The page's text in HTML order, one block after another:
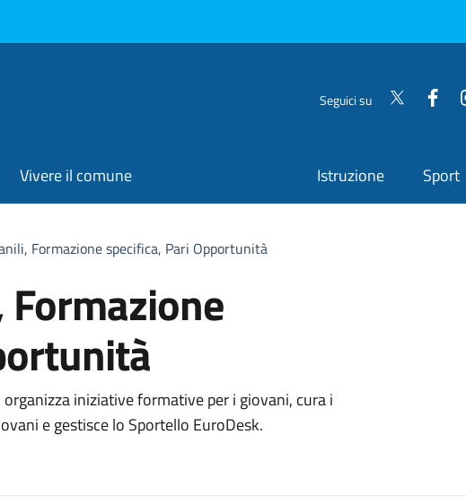
Seguici su
Vivere il comune Istruzione Sport
Formazione specifica, Pari Opportunità
iniziative formative per i giovani, cura i
e gestisce lo Sportello EuroDesk.